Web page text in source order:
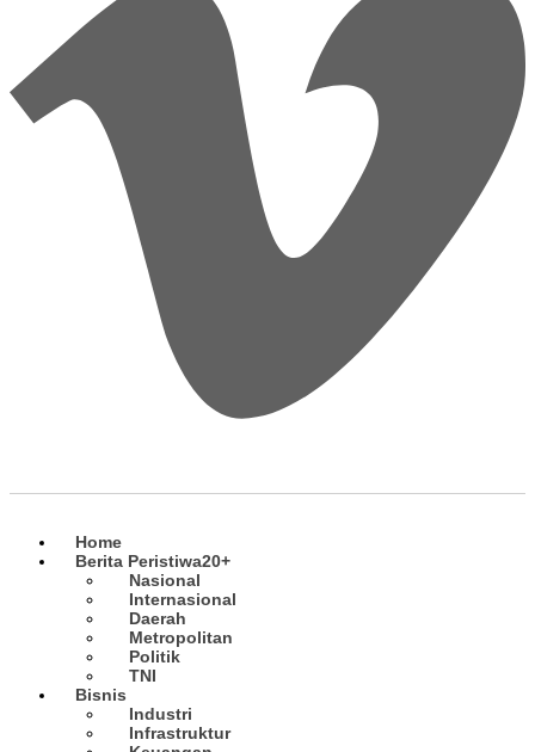
Home
Berita Peristiwa20+
Nasional
Internasional
Daerah
Metropolitan
Politik
TNI
Bisnis
Industri
Infrastruktur